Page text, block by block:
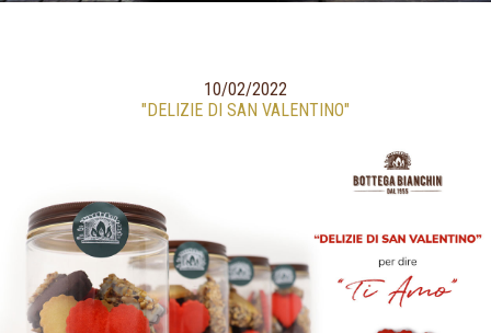
10/02/2022
"DELIZIE DI SAN VALENTINO"